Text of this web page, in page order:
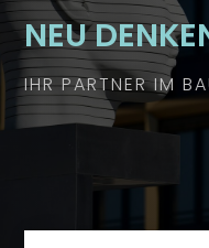
NEU
IHR PARTNER IM